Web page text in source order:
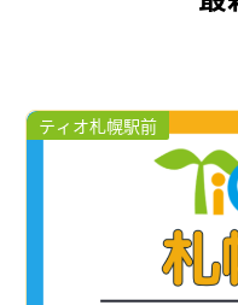
ティオ札幌駅前